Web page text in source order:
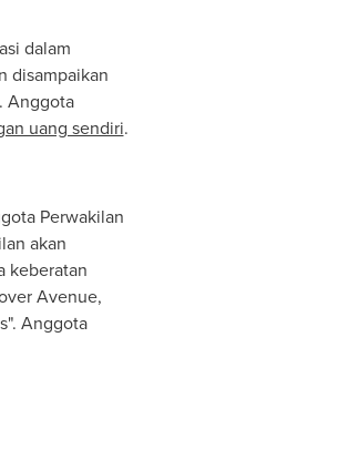
dalam
disampaikan
Anggota
uang sendiri.
Perwakilan
akan
keberatan
Avenue,
Anggota